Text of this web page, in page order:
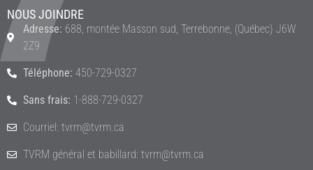
NOUS JOINDRE
Adresse: 688, montée Masson sud, Terrebonne, (Québec) J6W
2Z9
Téléphone: 450-729-0327
Sans frais: 1-888-729-0327
Courriel: tvrm@tvrm.ca
TVRM général et babillard: tvrm@tvrm.ca